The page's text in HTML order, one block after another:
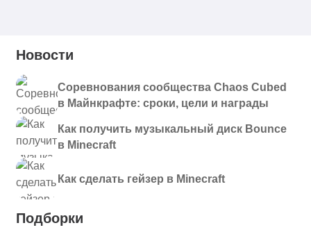
Новости
Соревнования сообщества Chaos Cubed
в Майнкрафте: сроки, цели и награды
Как получить музыкальный диск Bounce
в Minecraft
Как сделать гейзер в Minecraft
Подборки